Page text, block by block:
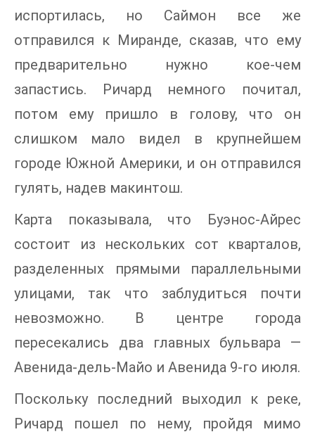
испортилась, но Саймон все же
отправился к Миранде, сказав, что ему
предварительно нужно кое-чем
запастись. Ричард немного почитал,
потом ему пришло в голову, что он
слишком мало видел в крупнейшем
городе Южной Америки, и он отправился
гулять, надев макинтош.
Карта показывала, что Буэнос-Айрес
состоит из нескольких сот кварталов,
разделенных прямыми параллельными
улицами, так что заблудиться почти
невозможно. В центре города
пересекались два главных бульвара —
Авенида-дель-Майо и Авенида 9-го июля.
Поскольку последний выходил к реке,
Ричард пошел по нему, пройдя мимо